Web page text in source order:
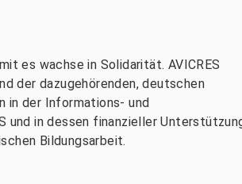
es wachse in Solidarität. AVICRES
der dazugehörenden, deutschen
in der Informations- und
und in dessen finanzieller
Bildungsarbeit.